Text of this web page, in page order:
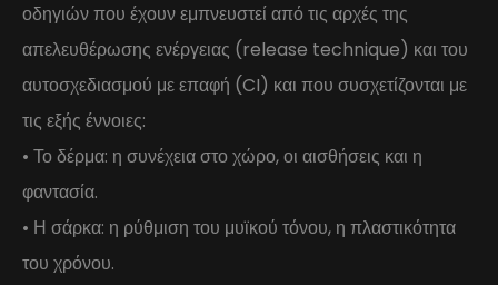
οδηγιών που έχουν εμπνευστεί από τις αρχές της
απελευθέρωσης ενέργειας (release technique) και του
αυτοσχεδιασμού με επαφή (CI) και που συσχετίζονται με
τις εξής έννοιες:
• Το δέρμα: η συνέχεια στο χώρο, οι αισθήσεις και η
φαντασία.
• Η σάρκα: η ρύθμιση του μυϊκού τόνου, η πλαστικότητα
του χρόνου.